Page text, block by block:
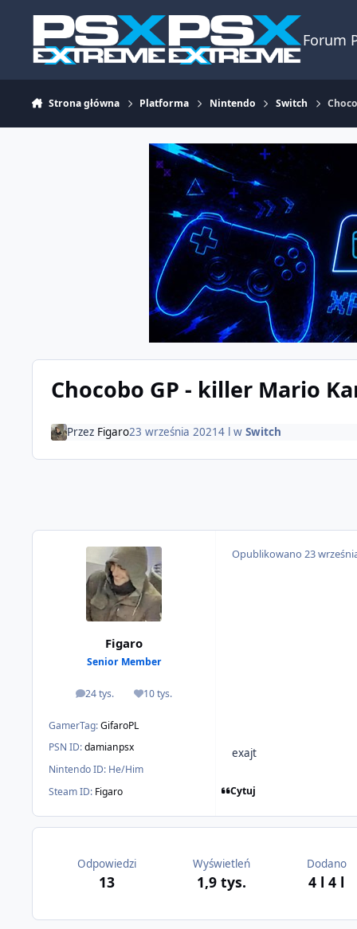
Forum
Strona główna Platforma Nintendo Switch
Chocobo GP - killer Mario
Przez Figaro23 września 20214 lwSwitch
Figaro
Senior Member
24 tys.
odpowiedzi10 tys.
Reputacja
GamerTag:GifaroPL
PSN ID:damianpsx
Nintendo ID: He/Him
Steam ID: Figaro
Opublikowano23
exajt
Cytuj
Odpowiedzi
13
Wyświetleń
1,9 tys.
Dodano
4 l4 l